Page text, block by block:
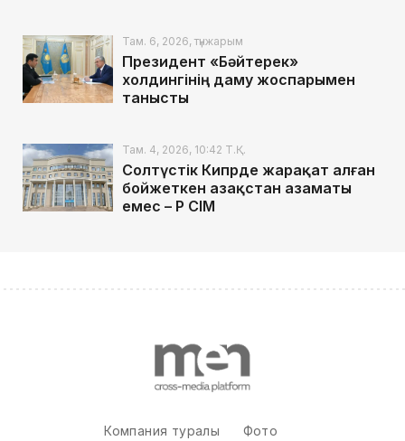
Там. 6, 2026, түнжарым
Президент «Бәйтерек»
холдингінің даму жоспарымен
танысты
Там. 4, 2026, 10:42 Т.Қ.
Солтүстік Кипрде жарақат алған
бойжеткен Қазақстан азаматы
емес – ҚР СІМ
Компания туралы Фото